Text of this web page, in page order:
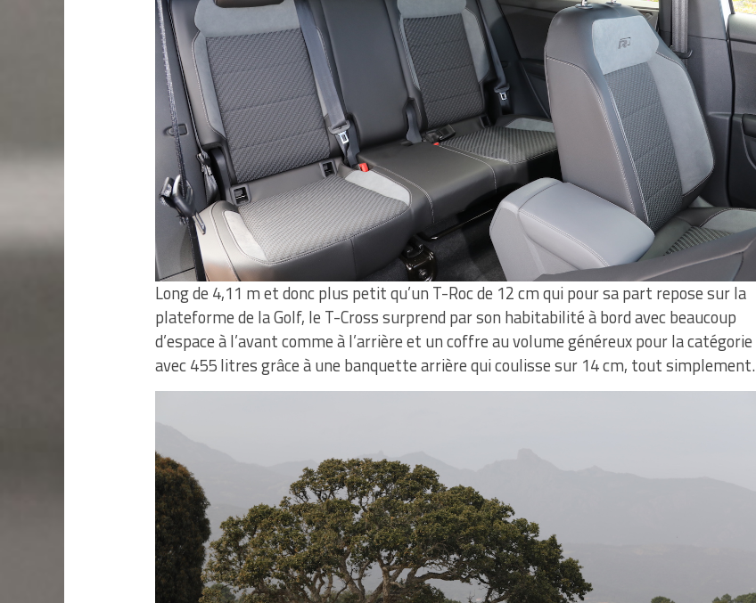
Long de 4,11 m et donc plus petit qu’un T-Roc de 12 cm qui pour sa part repose sur la
plateforme de la Golf, le T-Cross surprend par son habitabilité à bord avec beaucoup
d’espace à l’avant comme à l’arrière et un coffre au volume généreux pour la catégorie
avec 455 litres grâce à une banquette arrière qui coulisse sur 14 cm, tout simplement.